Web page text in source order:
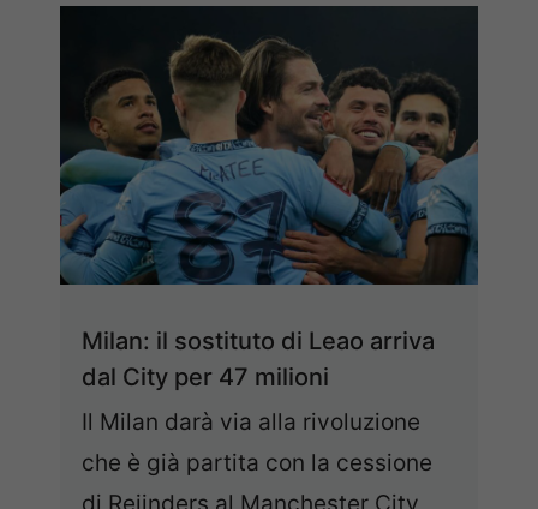
Milan: il sostituto di Leao arriva
dal City per 47 milioni
Il Milan darà via alla rivoluzione
che è già partita con la cessione
di Reijnders al Manchester City,